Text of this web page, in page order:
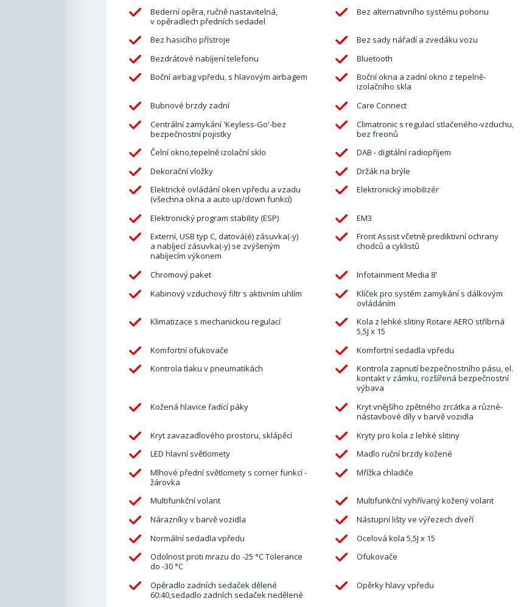
Bederní opěra, ručně nastavitelná,
v opěradlech předních sedadel
Bez alternativního systému pohonu
Bez hasicího přístroje
Bez sady nářadí a zvedáku vozu
Bezdrátové nabíjení telefonu
Bluetooth
Boční airbag vpředu, s hlavovým airbagem
Boční okna a zadní okno z tepelně-
izolačního skla
Bubnové brzdy zadní
Care Connect
Centrální zamykání 'Keyless-Go'-bez
bezpečnostní pojistky
Climatronic s regulací stlačeného-vzduchu,
bez freonů
Čelní okno,tepelně izolační sklo
DAB - digitální radiopříjem
Dekorační vložky
Držák na brýle
Elektrické ovládání oken vpředu a vzadu
(všechna okna a auto up/down funkcí)
Elektronický imobilizér
Elektronický program stability (ESP)
EM3
Externí, USB typ C, datová(é) zásuvka(-y)
a nabíjecí zásuvka(-y) se zvýšeným
nabíjecím výkonem
Front Assist včetně prediktivní ochrany
chodců a cyklistů
Chromový paket
Infotainment Media 8'
Kabinový vzduchový filtr s aktivním uhlím
Klíček pro systém zamykání s dálkovým
ovládáním
Klimatizace s mechanickou regulací
Kola z lehké slitiny Rotare AERO stříbrná
5,5J x 15
Komfortní ofukovače
Komfortní sedadla vpředu
Kontrola tlaku v pneumatikách
Kontrola zapnutí bezpečnostního pásu, el.
kontakt v zámku, rozšířená bezpečnostní
výbava
Kožená hlavice řadící páky
Kryt vnějšího zpětného zrcátka a různé-
nástavbové díly v barvě vozidla
Kryt zavazadlového prostoru, sklápěcí
Kryty pro kola z lehké slitiny
LED hlavní světlomety
Madlo ruční brzdy kožené
Mlhové přední světlomety s corner funkcí -
žárovka
Mřížka chladiče
Multifunkční volant
Multifunkční vyhřívaný kožený volant
Nárazníky v barvě vozidla
Nástupní lišty ve výřezech dveří
Normální sedadla vpředu
Ocelová kola 5,5J x 15
Odolnost proti mrazu do -25 °C Tolerance
do -30 °C
Ofukovače
Opěradlo zadních sedaček dělené
60:40,sedadlo zadních sedaček nedělené
Opěrky hlavy vpředu